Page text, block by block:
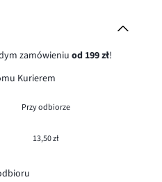
zamówieniuod 199 zł!
Kurierem
Przy odbiorze
13,50 zł